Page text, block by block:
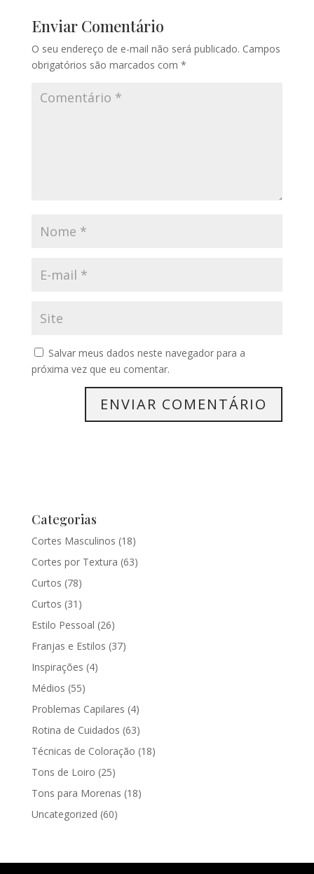
Enviar Comentário
O seu endereço de e-mail não será publicado. Campos
obrigatórios são marcados com *
Salvar meus dados neste navegador para a
próxima vez que eu comentar.
Categorias
Cortes Masculinos (18)
Cortes por Textura (63)
Curtos (78)
Curtos (31)
Estilo Pessoal (26)
Franjas e Estilos (37)
Inspirações (4)
Médios (55)
Problemas Capilares (4)
Rotina de Cuidados (63)
Técnicas de Coloração (18)
Tons de Loiro (25)
Tons para Morenas (18)
Uncategorized (60)